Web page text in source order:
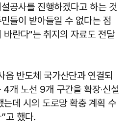
공사를 진행하겠다고 하는 것
들이 받아들일 수 없다는 점
바란다"는 취지의 자료도 전달
읍 반도체 국가산단과 연결되
개 노선 9개 구간을 확장‧신설
는데 시의 도로망 확충 계획 수
고 했다.